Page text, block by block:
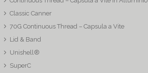
Classic Canner
70G Continuous Thread – Capsula a Vite
Lid & Band
Unishell®
SuperC